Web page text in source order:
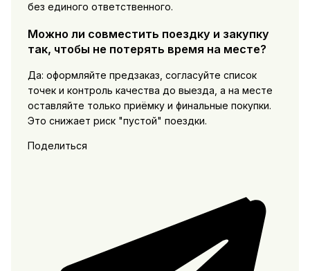
без единого ответственного.
Можно ли совместить поездку и закупку
так, чтобы не потерять время на месте?
Да: оформляйте предзаказ, согласуйте список
точек и контроль качества до выезда, а на месте
оставляйте только приёмку и финальные покупки.
Это снижает риск "пустой" поездки.
Поделиться